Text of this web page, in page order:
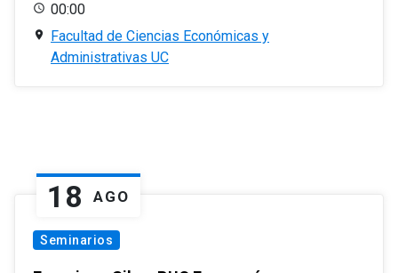
00:00
Facultad de Ciencias Económicas y
Administrativas UC
18 AGO
Seminarios